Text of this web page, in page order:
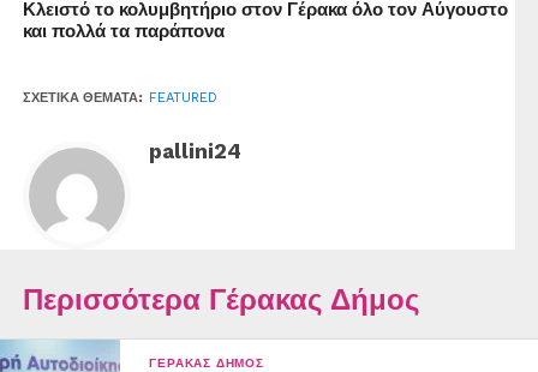
Κλειστό το κολυμβητήριο στον Γέρακα όλο τον Αύγουστο
και πολλά τα παράπονα
ΣΧΕΤΙΚΆ ΘΈΜΑΤΑ: FEATURED
pallini24
Περισσότερα Γέρακας Δήμος
ΓΈΡΑΚΑΣ ΔΉΜΟΣ